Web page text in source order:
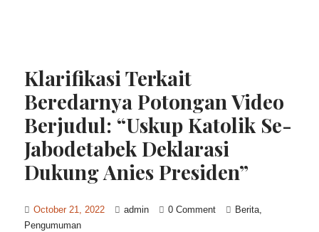
Klarifikasi Terkait
Beredarnya Potongan Video
Berjudul: “Uskup Katolik Se-
Jabodetabek Deklarasi
Dukung Anies Presiden”
October 21, 2022 admin 0 Comment Berita,
Pengumuman